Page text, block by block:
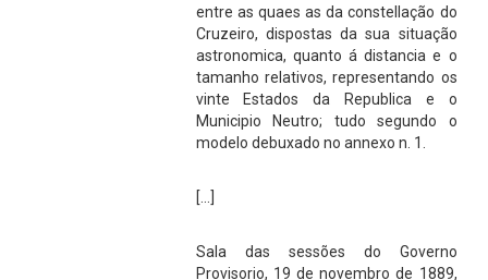
entre as quaes as da constellação do
Cruzeiro, dispostas da sua situação
astronomica, quanto á distancia e o
tamanho relativos, representando os
vinte Estados da Republica e o
Municipio Neutro; tudo segundo o
modelo debuxado no annexo n. 1.
[…]
Sala das sessões do Governo
Provisorio, 19 de novembro de 1889,